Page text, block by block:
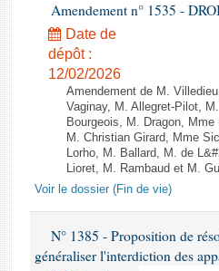
Amendement n° 1535 -
Date de
dépôt :
12/02/2026
Amendement de M.
Vaginay, M. Allegret-Pilot,
Bourgeois, M. Dragon,
M. Christian Girard, Mme
Lorho, M. Ballard, M. de
Lioret, M. Rambaud et M.
Voir le dossier (Fin de vie)
N° 1385 - Proposition de
généraliser l'interdiction des